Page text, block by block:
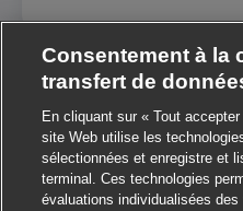
1 2 3 4 5 6
Créer une alerte
Consentement à la
transfert de
En cliquant sur « Tout
site Web utilise les
sélectionnées et enregistre et
terminal. Ces technologies
évaluations individualisées